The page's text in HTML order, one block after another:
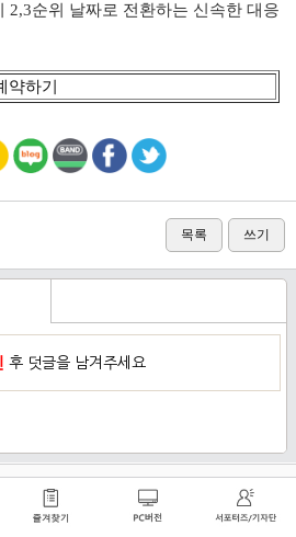
2,3순위 날짜로 전환하는 신속한 대응
하기
목록 쓰기
후 덧글을 남겨주세요
보취급방침 로그인
주식회사 대표이사 : 천선아